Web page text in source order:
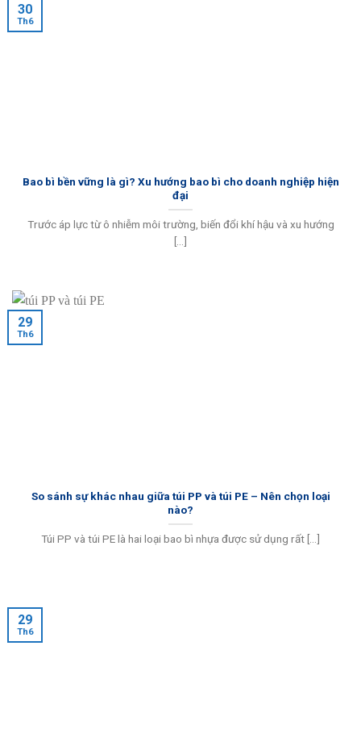
Bao bì bền vững là gì? Xu hướng bao bì cho doanh nghiệp hiện
đại
Trước áp lực từ ô nhiễm môi trường, biến đổi khí hậu và xu hướng
[...]
30
Th6
So sánh sự khác nhau giữa túi PP và túi PE – Nên chọn loại
nào?
Túi PP và túi PE là hai loại bao bì nhựa được sử dụng rất [...]
29
Th6
29
Th6